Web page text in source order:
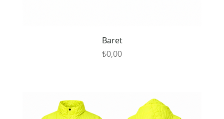
Baret
Fiyat
₺0,00